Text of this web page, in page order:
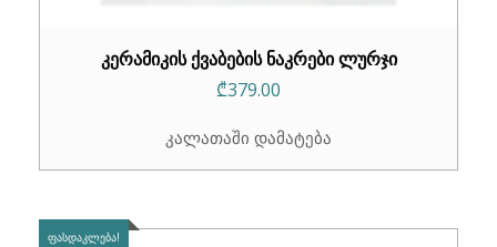
კერამიკის ქვაბების ნაკრები ლურჯი
₾379.00
კალათაში დამატება
ᲤᲐᲡᲓᲐᲙᲚᲔᲑᲐ!